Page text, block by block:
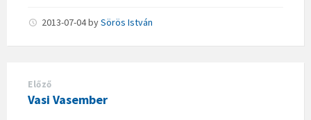
2013-07-04bySörös István
Előző
Vasi Vasember